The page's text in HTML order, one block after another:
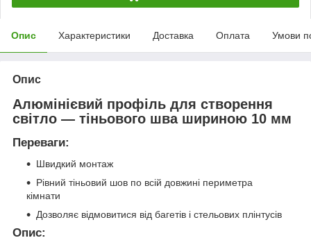
Опис Характеристики Доставка Оплата Умови
Опис
Алюмінієвий профіль для створення
світло — тіньового шва шириною 10 мм
Переваги:
Швидкий монтаж
Рівний тіньовий шов по всій довжині периметра
кімнати
Дозволяє відмовитися від багетів і стельових плінтусів
Опис: